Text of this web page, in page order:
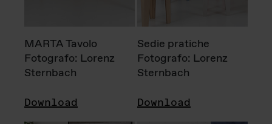
MARTA Tavolo
Fotografo: Lorenz
Sternbach
Download
Sedie pratiche
Fotografo: Lorenz
Sternbach
Download